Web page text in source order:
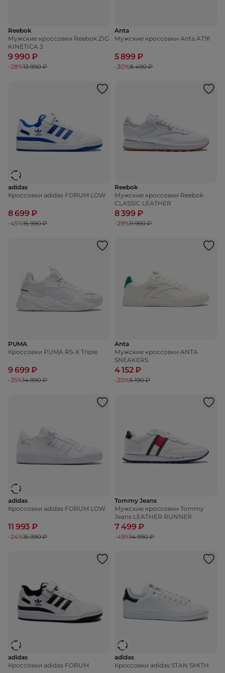
Reebok
Мужские кроссовки Reebok ZIG
KINETICA 3
9 990 ₽
-28%13 990 ₽
Anta
Мужские кроссовки Anta AT91
5 899 ₽
-30%8 490 ₽
adidas
Кроссовки adidas FORUM LOW
8 699 ₽
-45%15 990 ₽
Reebok
Мужские кроссовки Reebok
CLASSIC LEATHER
8 399 ₽
-29%11 990 ₽
PUMA
Кроссовки PUMA RS-X Triple
9 699 ₽
-35%14 990 ₽
Anta
Мужские кроссовки ANTA
SNEAKERS
4 152 ₽
-20%5 190 ₽
adidas
Кроссовки adidas FORUM LOW
11 993 ₽
-24%15 990 ₽
Tommy Jeans
Мужские кроссовки Tommy
Jeans LEATHER RUNNER
7 499 ₽
-49%14 990 ₽
adidas
Кроссовки adidas FORUM
adidas
Кроссовки adidas STAN SMITH